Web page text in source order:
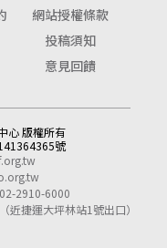
網站授權條款
投稿須知
意見回饋
心 版權所有
號
2910-6000
捷運大坪林站1號出口）